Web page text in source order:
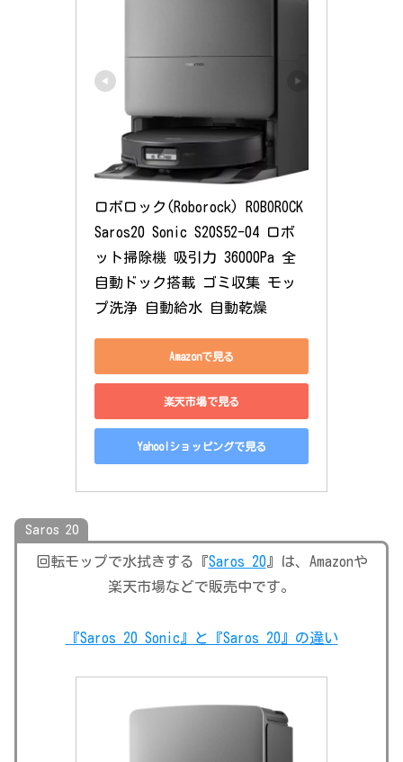
ロボロック(Roborock) ROBOROCK
Saros20 Sonic S20S52-04 ロボ
ット掃除機 吸引力 36000Pa 全
自動ドック搭載 ゴミ収集 モッ
プ洗浄 自動給水 自動乾燥
Amazonで見る
楽天市場で見る
Yahoo!ショッピングで見る
Saros 20
回転モップで水拭きする『Saros 20』は、Amazonや
楽天市場などで販売中です。
『Saros 20 Sonic』と『Saros 20』の違い